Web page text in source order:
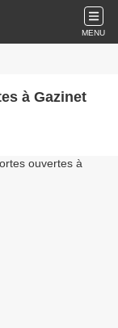
MENU
à Gazinet